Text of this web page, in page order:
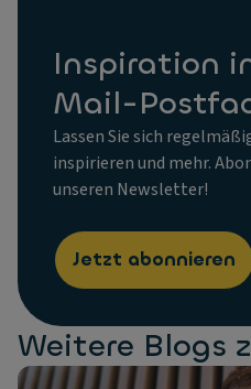
Inspiration
Mail-
Lassen Sie sich
inspirieren und mehr.
unseren Newsletter!
Jetzt abonnieren
Weitere Blogs